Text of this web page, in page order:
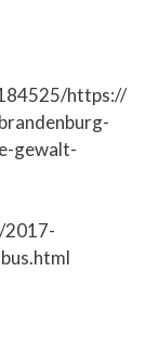
https://
gewalt-
2017-